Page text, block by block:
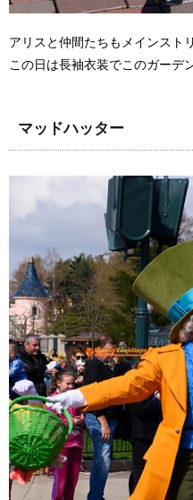
アリスと仲間たちもメインスト
この日は長袖衣装でこのガーデ
マッドハッター